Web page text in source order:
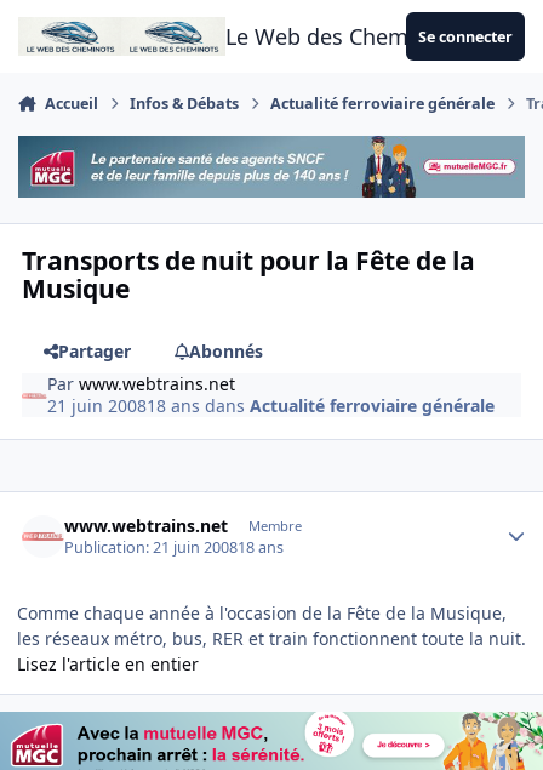
Aller au contenu
Le Web des CheminotsSe connecter
Accueil Infos & Débats Actualité ferroviaire générale
Transports de nuit pour la Fête de la
Musique
Partager
Abonnés
Parwww.webtrains.net
21 juin 200818 ans dansActualité ferroviaire générale
www.webtrains.net Membre
Publication:21 juin 200818 ans
Comme chaque année à l'occasion de la Fête de la Musique,
les réseaux métro, bus, RER et train fonctionnent toute la nuit.
Lisez l'article en entier